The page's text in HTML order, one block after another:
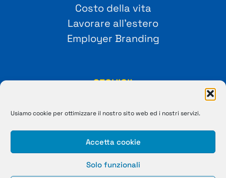
Usiamo cookie per ottimizzare il nostro sito web ed i nostri servizi.
Accetta cookie
Solo funzionali
Costo della vita
Lavorare all’estero
Employer Branding
SEGUICI!